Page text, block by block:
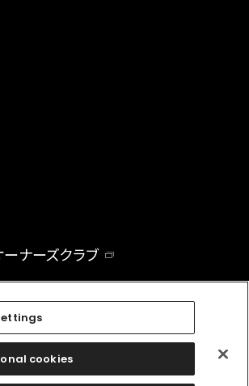
ナーズクラブ
facebookinstagramtwitter
cookies